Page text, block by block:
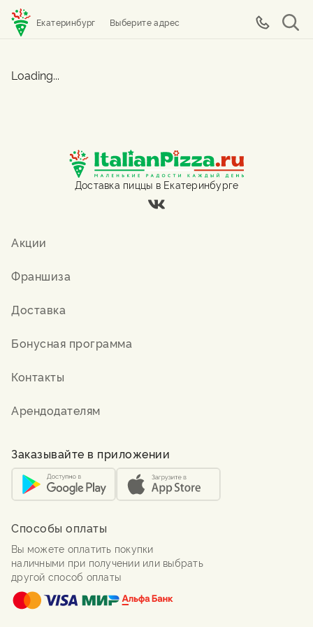
Екатеринбург Выберите адрес
Loading...
Доставка пиццы в Екатеринбурге
Акции
Франшиза
Доставка
Бонусная программа
Контакты
Арендодателям
Заказывайте в приложении
Способы оплаты
Вы можете оплатить покупки
наличными при получении или выбрать
другой способ оплаты